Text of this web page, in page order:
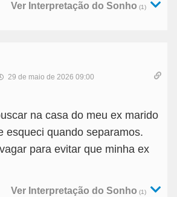
Ver Interpretação do Sonho (1)
29 de maio de 2026 09:00
na casa do meu ex marido
esqueci quando separamos.
para evitar que minha ex
Ver Interpretação do Sonho (1)